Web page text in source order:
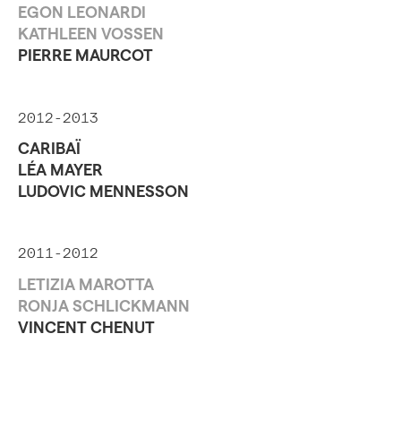
EGON LEONARDI
KATHLEEN VOSSEN
PIERRE MAURCOT
2012-2013
CARIBAÏ
LÉA MAYER
LUDOVIC MENNESSON
2011-2012
LETIZIA MAROTTA
RONJA SCHLICKMANN
VINCENT CHENUT